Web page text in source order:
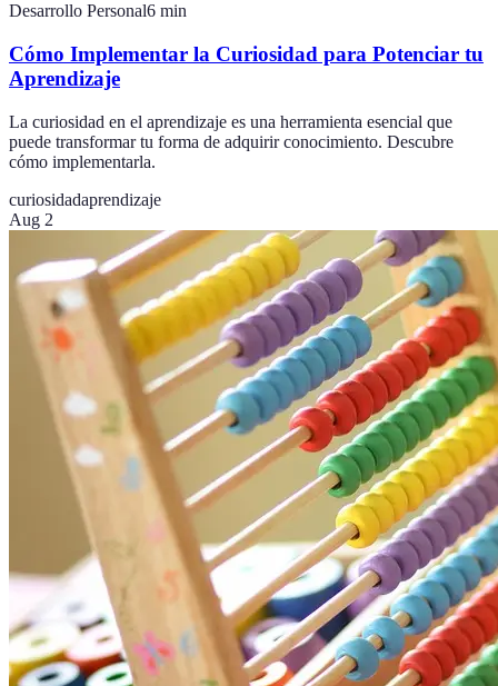
Desarrollo Personal6 min
Cómo Implementar la Curiosidad para Potenciar tu
Aprendizaje
La curiosidad en el aprendizaje es una herramienta esencial que
puede transformar tu forma de adquirir conocimiento. Descubre
cómo implementarla.
curiosidadaprendizaje
Aug 2